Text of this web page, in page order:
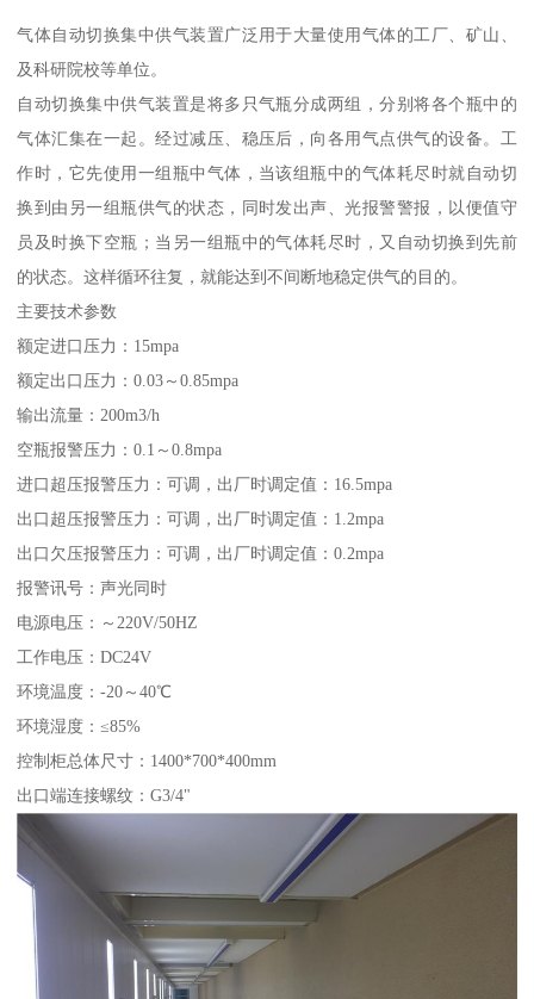
气体自动切换集中供气装置广泛用于大量使用气体的工厂、矿山、
及科研院校等单位。
自动切换集中供气装置是将多只气瓶分成两组，分别将各个瓶中的
气体汇集在一起。经过减压、稳压后，向各用气点供气的设备。工
作时，它先使用一组瓶中气体，当该组瓶中的气体耗尽时就自动切
换到由另一组瓶供气的状态，同时发出声、光报警警报，以便值守
员及时换下空瓶；当另一组瓶中的气体耗尽时，又自动切换到先前
的状态。这样循环往复，就能达到不间断地稳定供气的目的。
主要技术参数
额定进口压力：15mpa
额定出口压力：0.03～0.85mpa
输出流量：200m3/h
空瓶报警压力：0.1～0.8mpa
进口超压报警压力：可调，出厂时调定值：16.5mpa
出口超压报警压力：可调，出厂时调定值：1.2mpa
出口欠压报警压力：可调，出厂时调定值：0.2mpa
报警讯号：声光同时
电源电压：～220V/50HZ
工作电压：DC24V
环境温度：-20～40℃
环境湿度：≤85%
控制柜总体尺寸：1400*700*400mm
出口端连接螺纹：G3/4"